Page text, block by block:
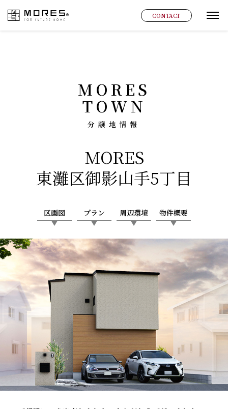
MORES CONTACT グ
MORES
TOWN
分譲地情報
MORES
東灘区御影山手5丁目
区画図 プラン 周辺環境 物件概要